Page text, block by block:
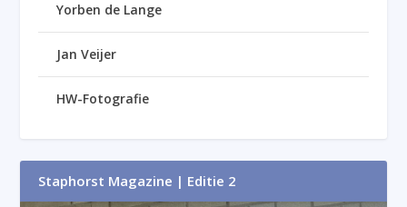
Yorben de Lange
Jan Veijer
HW-Fotografie
Staphorst Magazine | Editie 2